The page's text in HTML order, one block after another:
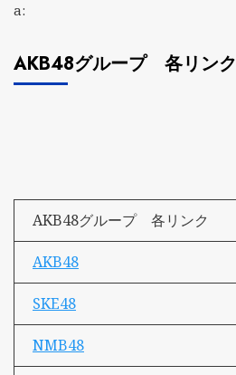
a:
AKB48グループ 各リンク
AKB48グループ 各リンク
AKB48
SKE48
NMB48